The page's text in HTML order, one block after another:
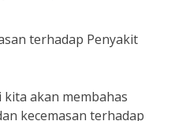
terhadap Penyakit
kita akan membahas
kecemasan terhadap